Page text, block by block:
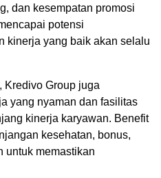
dan kesempatan promosi
potensi
kinerja yang baik akan selalu
Kredivo Group juga
yang nyaman dan fasilitas
kinerja karyawan. Benefit
kesehatan, bonus,
untuk memastikan